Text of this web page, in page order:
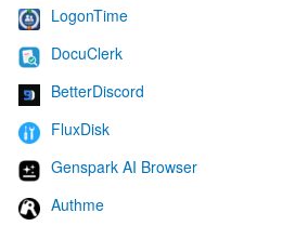
LogonTime
DocuClerk
BetterDiscord
FluxDisk
Genspark AI Browser
Authme